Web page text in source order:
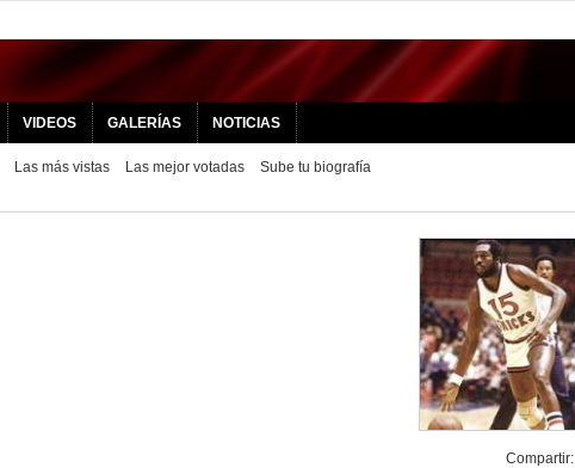
VIDEOS GALERÍAS NOTICIAS
Las más vistas Las mejor votadas Sube tu biografía
Compartir: